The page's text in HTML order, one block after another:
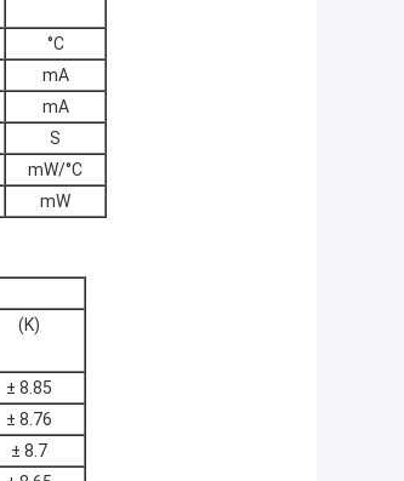
°C
mA
mA
S
mW/°C
mW
(K)
± 8.85
± 8.76
± 8.7